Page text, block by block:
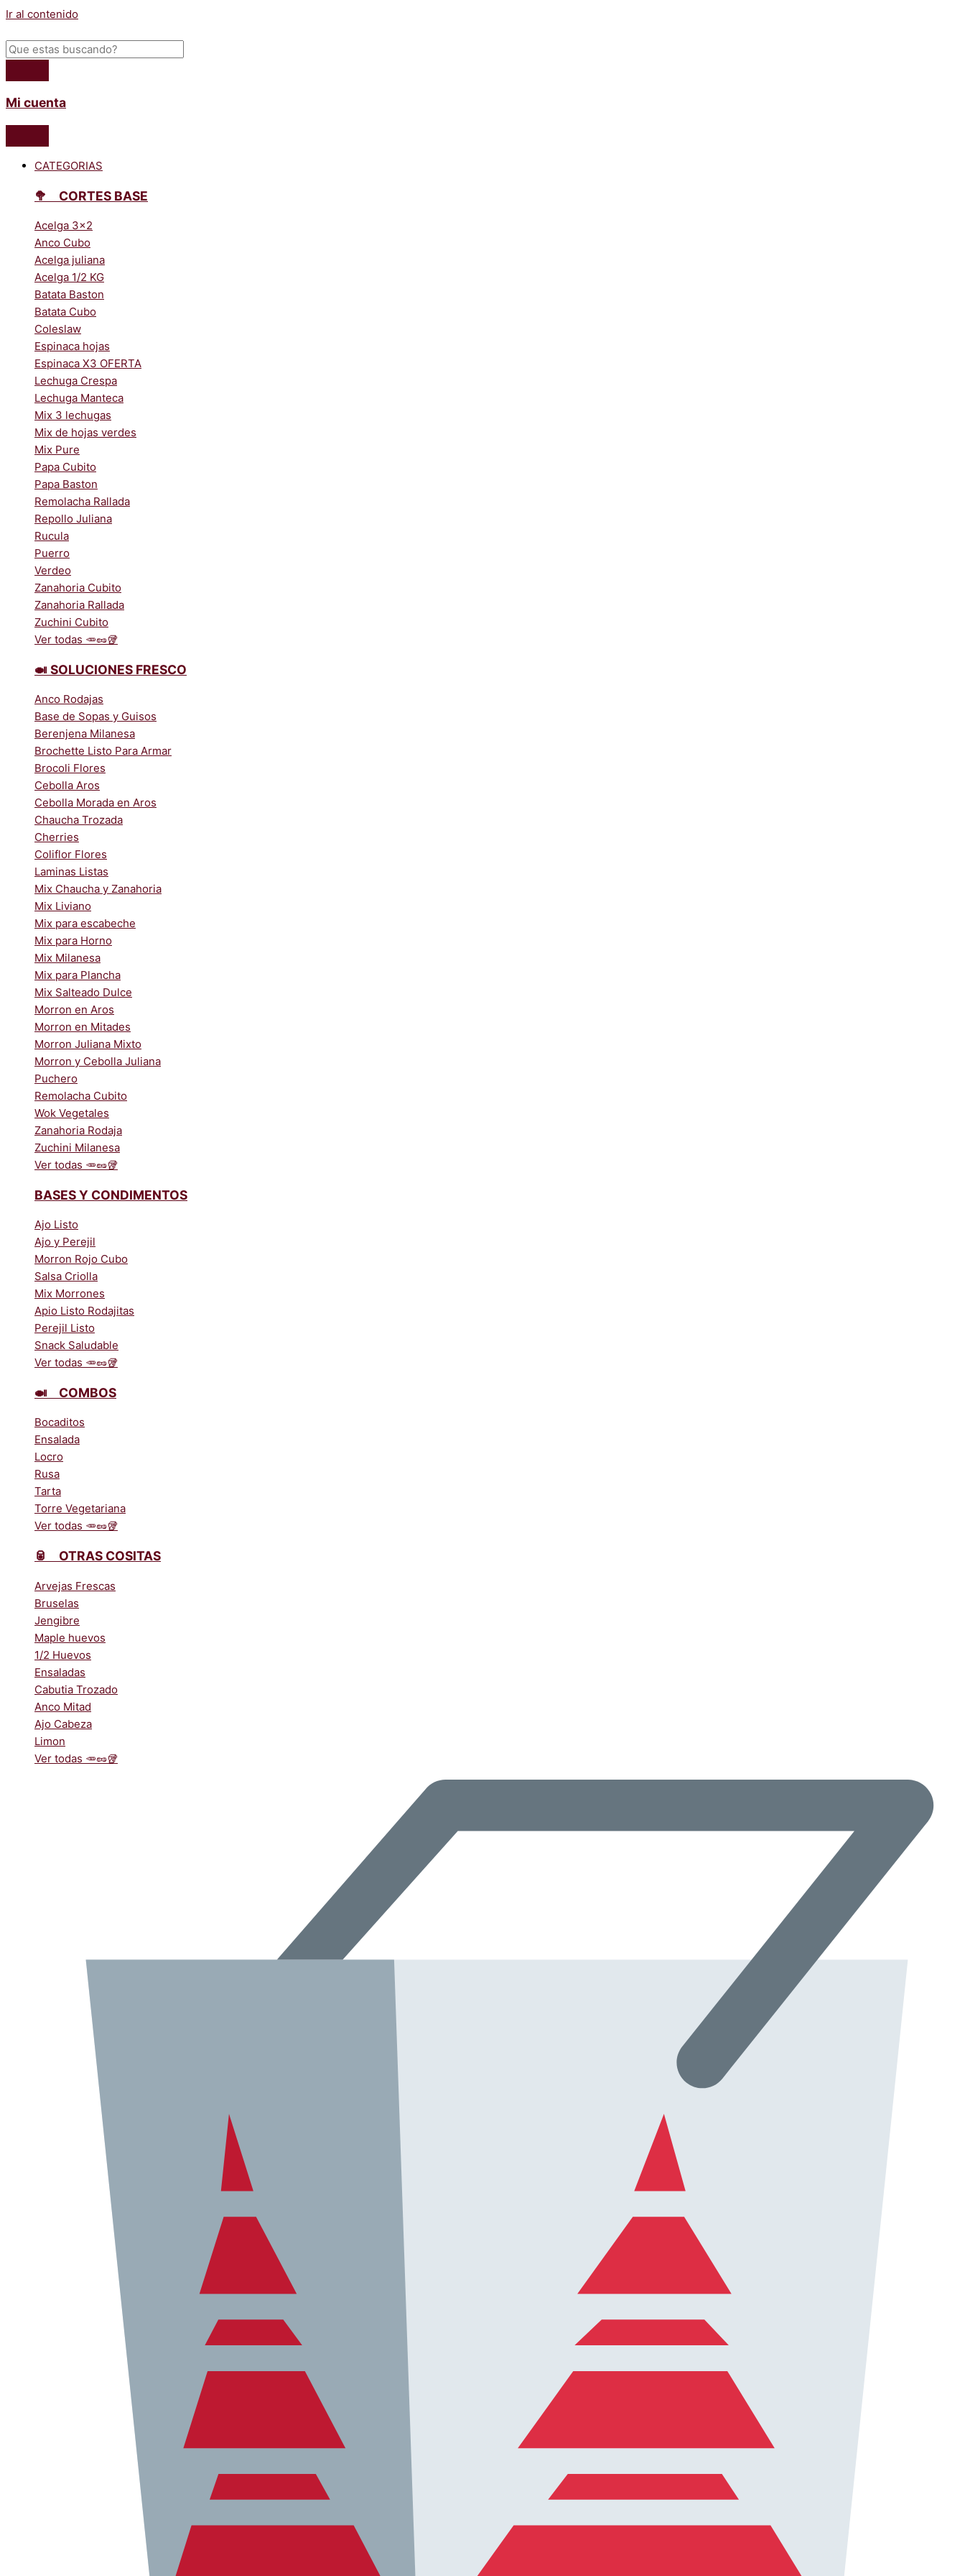
Ir al contenido
Mi cuenta
CATEGORIAS
🥦ﾠCORTES BASE
Acelga 3x2
Anco Cubo
Acelga juliana
Acelga 1/2 KG
Batata Baston
Batata Cubo
Coleslaw
Espinaca hojas
Espinaca X3 OFERTA
Lechuga Crespa
Lechuga Manteca
Mix 3 lechugas
Mix de hojas verdes
Mix Pure
Papa Cubito
Papa Baston
Remolacha Rallada
Repollo Juliana
Rucula
Puerro
Verdeo
Zanahoria Cubito
Zanahoria Rallada
Zuchini Cubito
Ver todas 🥕🥜🥡
🍛 SOLUCIONES FRESCO
Anco Rodajas
Base de Sopas y Guisos
Berenjena Milanesa
Brochette Listo Para Armar
Brocoli Flores
Cebolla Aros
Cebolla Morada en Aros
Chaucha Trozada
Cherries
Coliflor Flores
Laminas Listas
Mix Chaucha y Zanahoria
Mix Liviano
Mix para escabeche
Mix para Horno
Mix Milanesa
Mix para Plancha
Mix Salteado Dulce
Morron en Aros
Morron en Mitades
Morron Juliana Mixto
Morron y Cebolla Juliana
Puchero
Remolacha Cubito
Wok Vegetales
Zanahoria Rodaja
Zuchini Milanesa
Ver todas 🥕🥜🥡
BASES Y CONDIMENTOS
Ajo Listo
Ajo y Perejil
Morron Rojo Cubo
Salsa Criolla
Mix Morrones
Apio Listo Rodajitas
Perejil Listo
Snack Saludable
Ver todas 🥕🥜🥡
🍛ﾠCOMBOS
Bocaditos
Ensalada
Locro
Rusa
Tarta
Torre Vegetariana
Ver todas 🥕🥜🥡
🥫ﾠOTRAS COSITAS
Arvejas Frescas
Bruselas
Jengibre
Maple huevos
1/2 Huevos
Ensaladas
Cabutia Trozado
Anco Mitad
Ajo Cabeza
Limon
Ver todas 🥕🥜🥡